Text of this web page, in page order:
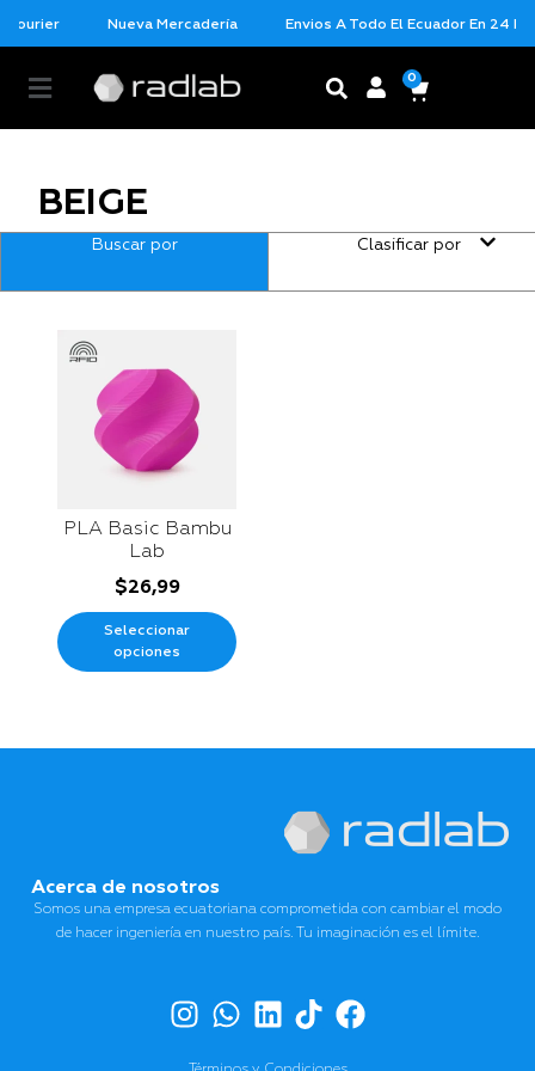
Nueva Mercadería Envios A Todo El Ecuador En 24
0
BEIGE
Buscar por Clasificar por
PLA Basic Bambu
Lab
$26,99
Seleccionar
opciones
Acerca de nosotros
Somos una empresa ecuatoriana comprometida con cambiar el modo
de hacer ingeniería en nuestro país. Tu imaginación es el límite.